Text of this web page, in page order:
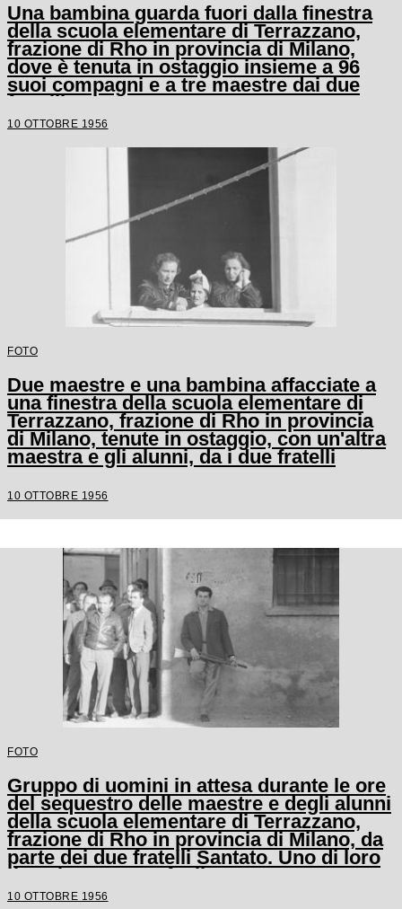
Una bambina guarda fuori dalla finestra
della scuola elementare di Terrazzano,
frazione di Rho in provincia di Milano,
dove è tenuta in ostaggio insieme a 96
suoi compagni e a tre maestre dai due
fratelli Santato
10 OTTOBRE 1956
FOTO
Due maestre e una bambina affacciate a
una finestra della scuola elementare di
Terrazzano, frazione di Rho in provincia
di Milano, tenute in ostaggio, con un'altra
maestra e gli alunni, da i due fratelli
Santato
10 OTTOBRE 1956
FOTO
Gruppo di uomini in attesa durante le ore
del sequestro delle maestre e degli alunni
della scuola elementare di Terrazzano,
frazione di Rho in provincia di Milano, da
parte dei due fratelli Santato. Uno di loro
tiene in mano un fucile
10 OTTOBRE 1956